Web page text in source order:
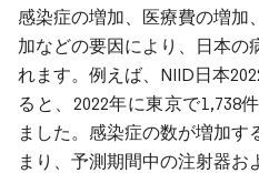
感染症の増加、医療費の増加
加などの要因により、日本の
れます。例えば、NIID日本
ると、2022年に東京で1,738
ました。感染症の数が増加す
まり、予測期間中の注射器お